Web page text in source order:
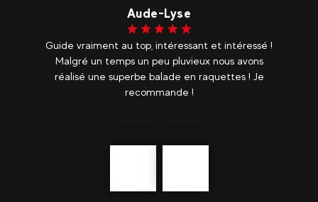
Aude-Lyse
Guide vraiment au top, intéressant et intéressé !
Malgré un temps un peu pluvieux nous avons
réalisé une superbe balade en raquettes ! Je
recommande !